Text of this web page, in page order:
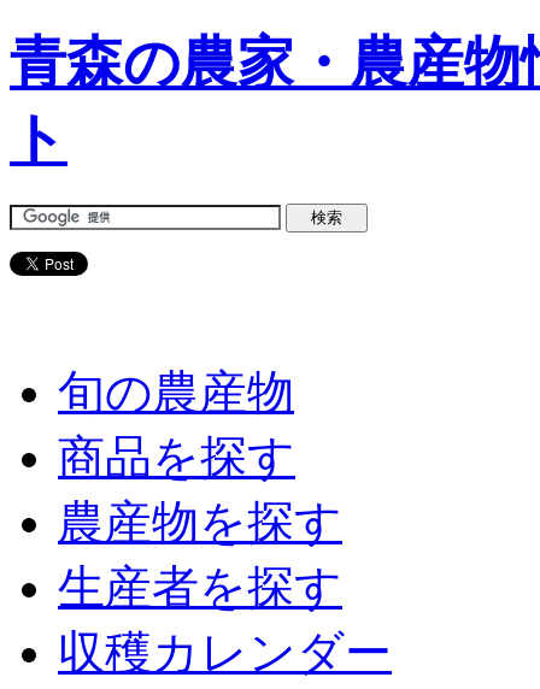
青森の農家・農産
ト
旬の農産物
商品を探す
農産物を探す
生産者を探す
収穫カレンダー